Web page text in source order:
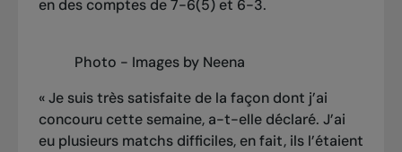
en des comptes de 7-6(5) et 6-3.
Photo - Images by Neena
« Je suis très satisfaite de la façon dont j’ai
concouru cette semaine, a-t-elle déclaré. J’ai
eu plusieurs matchs difficiles, en fait, ils l’étaient